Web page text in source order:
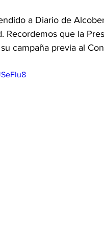
a Diario de
Recordemos que la
campaña previa al